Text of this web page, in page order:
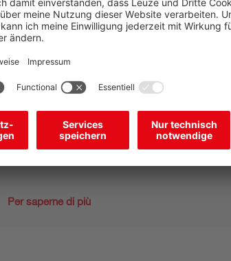
Principio Dual Channel
Mentre il primo canale del sensore trasmette i dati
all'unità di controllo di processo in tempo reale, il
secondo canale comunica le informazioni per il
monitoraggio e l'analisi della macchina.
Per saperne di più